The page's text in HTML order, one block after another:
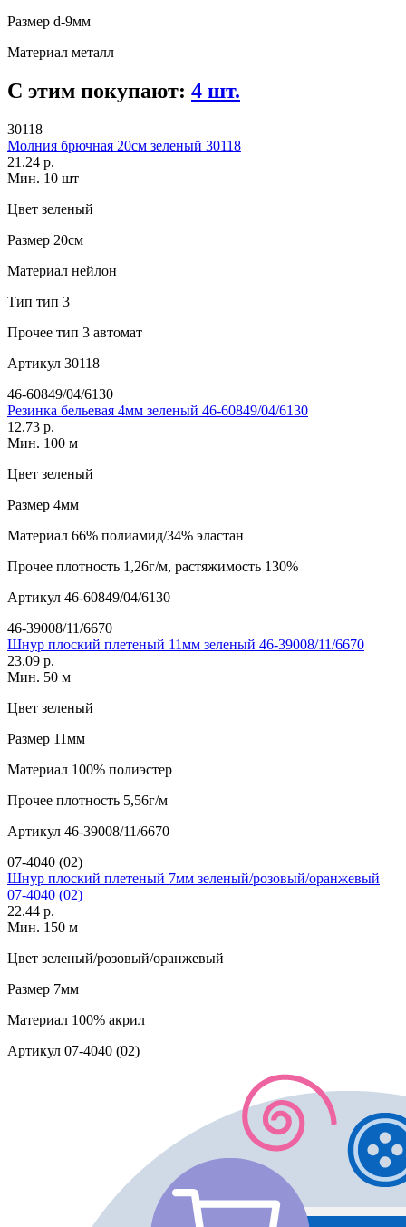
Размер d-9мм
Материал металл
С этим покупают: 4 шт.
30118
Молния брючная 20см зеленый 30118
21.24 р.
Мин. 10 шт
Цвет зеленый
Размер 20см
Материал нейлон
Тип тип 3
Прочее тип 3 автомат
Артикул 30118
46-60849/04/6130
Резинка бельевая 4мм зеленый 46-60849/04/6130
12.73 р.
Мин. 100 м
Цвет зеленый
Размер 4мм
Материал 66% полиамид/34% эластан
Прочее плотность 1,26г/м, растяжимость 130%
Артикул 46-60849/04/6130
46-39008/11/6670
Шнур плоский плетеный 11мм зеленый 46-39008/11/6670
23.09 р.
Мин. 50 м
Цвет зеленый
Размер 11мм
Материал 100% полиэстер
Прочее плотность 5,56г/м
Артикул 46-39008/11/6670
07-4040 (02)
Шнур плоский плетеный 7мм зеленый/розовый/оранжевый
07-4040 (02)
22.44 р.
Мин. 150 м
Цвет зеленый/розовый/оранжевый
Размер 7мм
Материал 100% акрил
Артикул 07-4040 (02)